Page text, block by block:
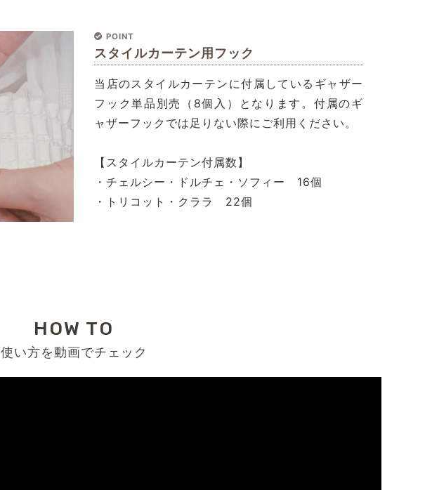
POINT
スタイルカーテン用フック
当店のスタイルカーテンに付属しているギャザー
フック単品別売（8個入）となります。付属のギ
ャザーフックでは足りない際にご利用ください。
【スタイルカーテン付属数】
・チェルシー・ドルチェ・ソフィー 16個
・トリコット・クララ 22個
HOW TO
使い方を動画でチェック